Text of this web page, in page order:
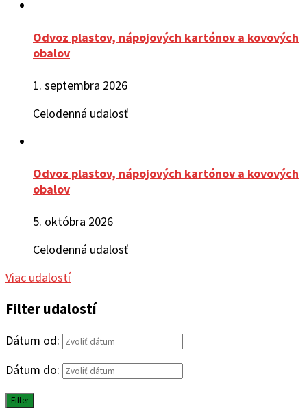
Odvoz plastov, nápojových kartónov a kovových
obalov
1. septembra 2026
Celodenná udalosť
Odvoz plastov, nápojových kartónov a kovových
obalov
5. októbra 2026
Celodenná udalosť
Viac udalostí
Filter udalostí
Dátum od:
Dátum do:
Filter